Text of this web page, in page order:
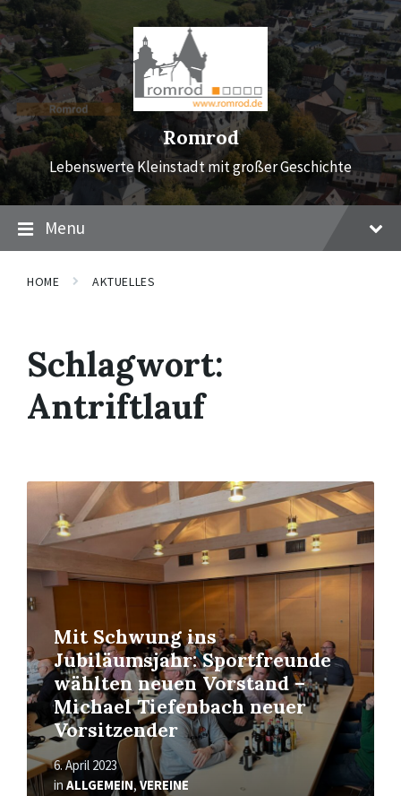
Skip
to
content
Skip
to
main
navigation
Skip
to
footer
Romrod
Lebenswerte Kleinstadt mit großer Geschichte
Menu
HOME AKTUELLES
Schlagwort:
Antriftlauf
Mit Schwung ins
Jubiläumsjahr: Sportfreunde
wählten neuen Vorstand –
Michael Tiefenbach neuer
Vorsitzender
6. April 2023
in ALLGEMEIN,VEREINE
Read
More